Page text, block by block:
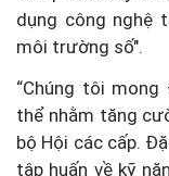
dụng công nghệ
môi trường số".
“Chúng tôi
thể nhằm tăng
bộ Hội các cấp.
tập huấn về kỹ